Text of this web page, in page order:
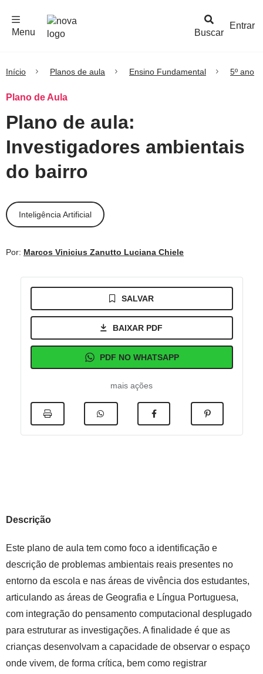
Buscar
Menu
Entrar
Início Planos de aula Ensino Fundamental 5º ano
Plano de Aula
Plano de aula:
Investigadores ambientais
do bairro
Inteligência Artificial
Por: Marcos Vinicius Zanutto Luciana Chiele
SALVAR
BAIXAR PDF
PDF NO WHATSAPP
mais ações
Descrição
Este plano de aula tem como foco a identificação e
descrição de problemas ambientais reais presentes no
entorno da escola e nas áreas de vivência dos estudantes,
articulando as áreas de Geografia e Língua Portuguesa,
com integração do pensamento computacional desplugado
para estruturar as investigações. A finalidade é que as
crianças desenvolvam a capacidade de observar o espaço
onde vivem, de forma crítica, bem como registrar